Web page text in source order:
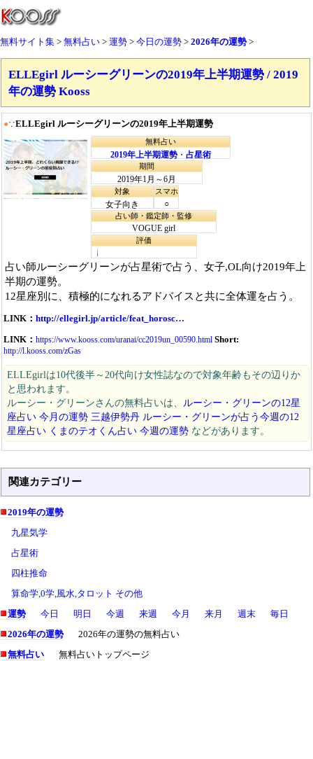
無料サイト集 無料占い 運勢 今日の運勢 2026年の運勢
ELLEgirl ルーシーグリーンの2019年上半期運勢 / 2019
年の運勢 Kooss
●∵ELLEgirl ルーシーグリーンの2019年上半期運勢
無料占い
2019年上半期運勢 ・ 占星術
期間
2019年1月～6月
対象
女子向き
スマホ
○
占い師・鑑定師・監修
VOGUE girl
評価
占い師ルーシーグリーンが占星術で占う、女子,OL向け2019年上
半期の運勢。
12星座別に、積極的になれるアドバイスと共に全体運を占う。
LINK： http://ellegirl.jp/article/feat_horosc…
LINK： https://www.kooss.com/uranai/cc2019un_00590.html Short:
http://l.kooss.com/zGas
ELLEgirlは10代後半～20代向け女性誌なので対象年齢もその辺りか
と思われます。
ルーシー・グリーンさんの無料占いは、
ルーシー・グリーンの12星
座占い 今月の運勢 三越伊勢丹 ルーシー・グリーンが占う今週の12
星座占い くまのテオくん占い 今週の運勢 などがあります。
関連カテゴリー
2019年の運勢
九星気学
占星術
四柱推命
算命学,0学,風水,タロット その他
運勢
今日 明日 今週 来週 今月 来月 週末
毎日
2026年の運勢
2026年の運勢の無料占い
無料占い
無料占いトップページ